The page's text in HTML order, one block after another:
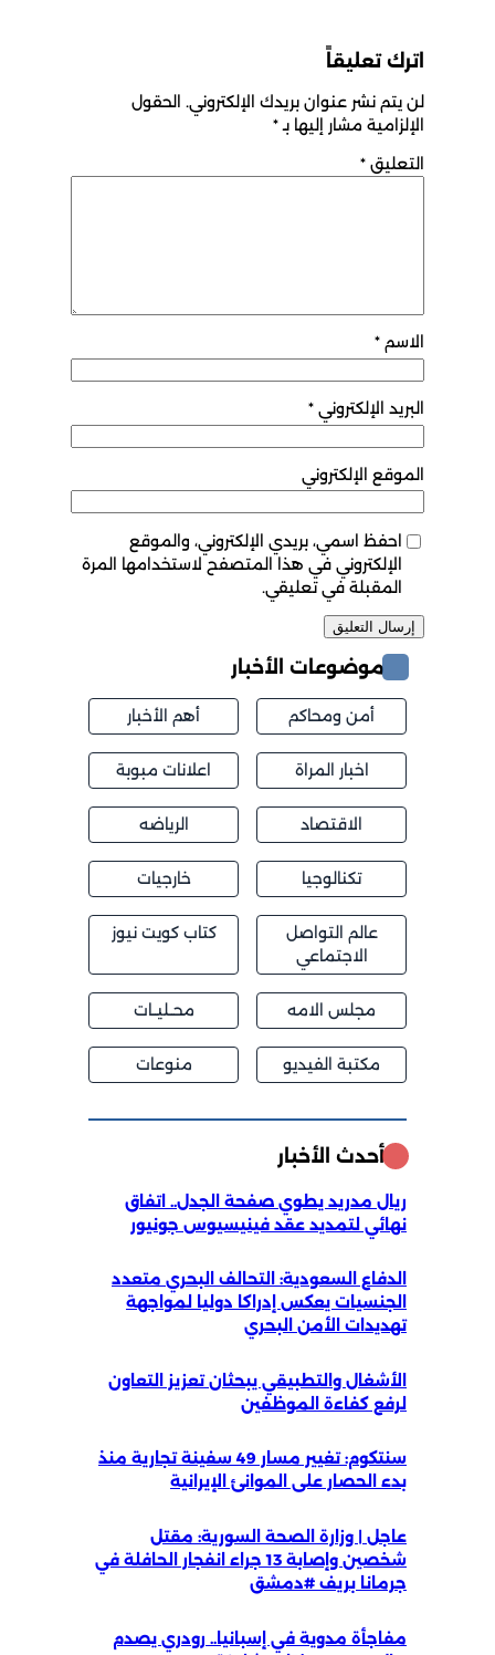
اترك تعليقاً
لن يتم نشر عنوان بريدك الإلكتروني. الحقول
الإلزامية مشار إليها بـ*
التعليق *
الاسم *
البريد الإلكتروني *
الموقع الإلكتروني
احفظ اسمي، بريدي الإلكتروني، والموقع
الإلكتروني في هذا المتصفح لاستخدامها المرة
المقبلة في تعليقي.
موضوعات الأخبار
أمن ومحاكم أهم الأخبار
اخبار المراة اعلانات مبوبة
الاقتصاد الرياضه
تكنالوجيا خارجيات
عالم التواصل
الاجتماعي
كتاب كويت نيوز
مجلس الامه محــليــات
مكتبة الفيديو منوعات
أحدث الأخبار
ريال مدريد يطوي صفحة الجدل.. اتفاق
نهائي لتمديد عقد فينيسيوس جونيور
الدفاع السعودية: التحالف البحري متعدد
الجنسيات يعكس إدراكا دوليا لمواجهة
تهديدات الأمن البحري
الأشغال والتطبيقي يبحثان تعزيز التعاون
لرفع كفاءة الموظفين
سنتكوم: تغيير مسار 49 سفينة تجارية منذ
بدء الحصار على الموانئ الإيرانية
عاجل | وزارة الصحة السورية: مقتل
شخصين وإصابة 13 جراء انفجار الحافلة في
جرمانا بريف #دمشق
مفاجأة مدوية في إسبانيا.. رودري يصدم